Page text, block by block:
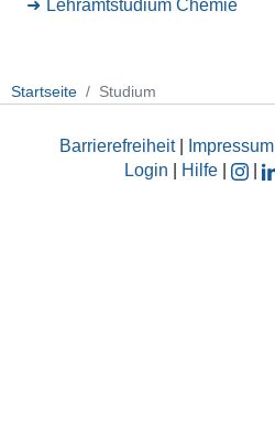
Lehramtstudium Chemie
Startseite Studium
Barrierefreiheit| Impressum
Login
Hilfe